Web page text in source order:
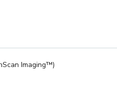
Imaging™)